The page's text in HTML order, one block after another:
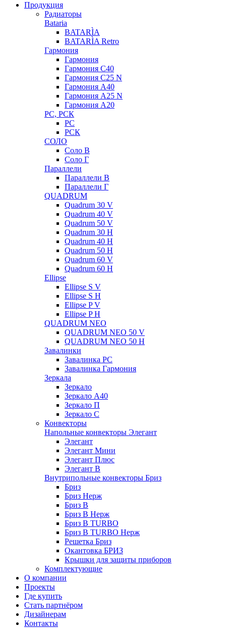
Продукция
Радиаторы
Bataria
BATARÌA
BATARÌA Retro
Гармония
Гармония
Гармония С40
Гармония С25 N
Гармония А40
Гармония А25 N
Гармония А20
РС, РСК
РС
РСК
СОЛО
Соло В
Соло Г
Параллели
Параллели В
Параллели Г
QUADRUM
Quadrum 30 V
Quadrum 40 V
Quadrum 50 V
Quadrum 30 H
Quadrum 40 H
Quadrum 50 H
Quadrum 60 V
Quadrum 60 H
Ellipse
Ellipse S V
Ellipse S H
Ellipse P V
Ellipse P H
QUADRUM NEO
QUADRUM NEO 50 V
QUADRUM NEO 50 H
Завалинки
Завалинка РС
Завалинка Гармония
Зеркала
Зеркало
Зеркало А40
Зеркало П
Зеркало С
Конвекторы
Напольные конвекторы Элегант
Элегант
Элегант Мини
Элегант Плюс
Элегант В
Внутрипольные конвекторы Бриз
Бриз
Бриз Нерж
Бриз В
Бриз В Нерж
Бриз В TURBO
Бриз В TURBO Нерж
Решетка Бриз
Окантовка БРИЗ
Крышки для защиты приборов
Комплектующие
О компании
Проекты
Где купить
Стать партнёром
Дизайнерам
Контакты